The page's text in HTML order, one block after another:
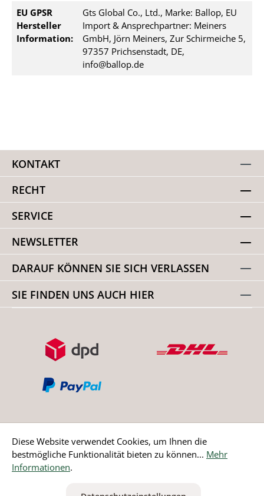
EU GPSR
Hersteller
Information:
Gts Global Co., Ltd., Marke: Ballop, EU
Import & Ansprechpartner: Meiners
GmbH, Jörn Meiners, Zur Schirmeiche 5,
97357 Prichsenstadt, DE,
info@ballop.de
KONTAKT
RECHT
SERVICE
NEWSLETTER
DARAUF KÖNNEN SIE SICH VERLASSEN
SIE FINDEN UNS AUCH HIER
Bestellung widerrufen
Diese Website verwendet Cookies, um Ihnen die
bestmögliche Funktionalität bieten zu können... Mehr
Informationen.